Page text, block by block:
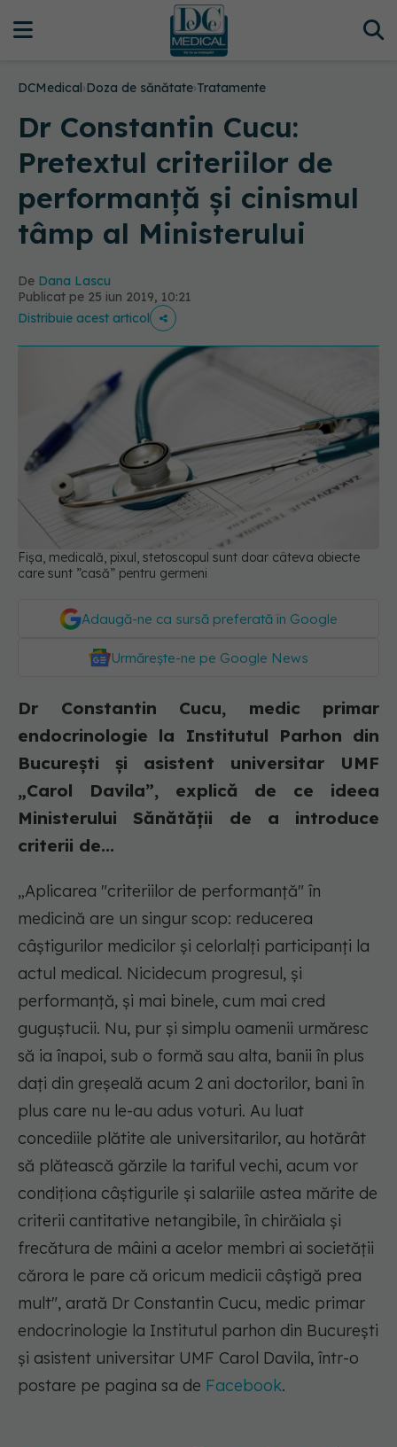
DCMedical›Doza de sănătate›Tratamente
Dr Constantin Cucu:
Pretextul criteriilor de
performanță și cinismul
tâmp al Ministerului
De Dana Lascu
Publicat pe 25 iun 2019, 10:21
Distribuie acest articol
Fișa, medicală, pixul, stetoscopul sunt doar câteva obiecte
care sunt ”casă” pentru germeni
Adaugă-ne ca sursă preferată în Google
Urmărește-ne pe Google News
Dr Constantin Cucu, medic primar
endocrinologie la Institutul Parhon din
București și asistent universitar UMF
„Carol Davila”, explică de ce ideea
Ministerului Sănătății de a introduce
criterii de...
„Aplicarea "criteriilor de performanță" în
medicină are un singur scop: reducerea
câștigurilor medicilor și celorlalți participanți la
actul medical. Nicidecum progresul, și
performanță, și mai binele, cum mai cred
guguștucii. Nu, pur și simplu oamenii urmăresc
să ia înapoi, sub o formă sau alta, banii în plus
dați din greșeală acum 2 ani doctorilor, bani în
plus care nu le-au adus voturi. Au luat
concediile plătite ale universitarilor, au hotărât
să plătească gărzile la tariful vechi, acum vor
condiționa câștigurile și salariile astea mărite de
criterii cantitative netangibile, în chirăiala și
frecătura de mâini a acelor membri ai societății
cărora le pare că oricum medicii câștigă prea
mult", arată Dr Constantin Cucu, medic primar
endocrinologie la Institutul parhon din București
și asistent universitar UMF Carol Davila, într-o
postare pe pagina sa de Facebook.